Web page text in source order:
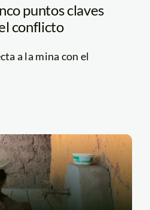
puntos claves
conflicto
a la mina con el